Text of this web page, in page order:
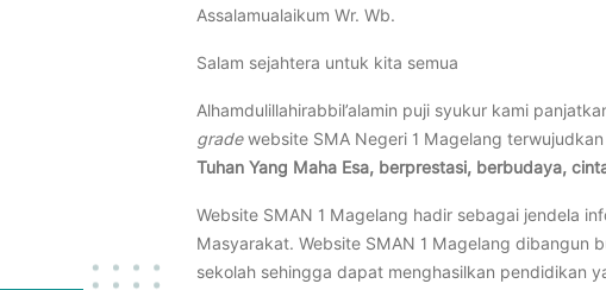
Assalamualaikum Wr. Wb.
Salam sejahtera untuk kita semua
Alhamdulillahirabbil’alamin puji syukur kami
gradewebsite SMA Negeri 1 Magelang
Tuhan Yang Maha Esa, berprestasi, berbudaya,
Website SMAN 1 Magelang hadir sebagai jendela
Masyarakat. Website SMAN 1 Magelang dibangun
sekolah sehingga dapat menghasilkan pendidikan